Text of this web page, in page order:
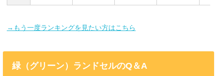
→もう一度ランキングを見たい方はこちら
緑（グリーン）ランドセルのQ＆A